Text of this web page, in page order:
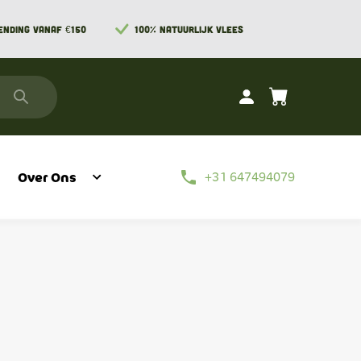
VANAF €150 100% NATUURLIJK VLEES
Over Ons
phone +31 647494079